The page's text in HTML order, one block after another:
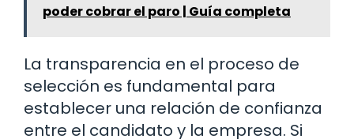
poder cobrar el paro | Guía completa
La transparencia en el proceso de
selección es fundamental para
establecer una relación de confianza
entre el candidato y la empresa. Si